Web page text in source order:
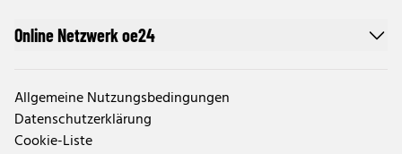
Online Netzwerk oe24
Allgemeine Nutzungsbedingungen
Datenschutzerklärung
Cookie-Liste